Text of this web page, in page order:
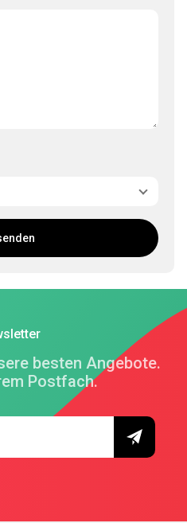
besten Angebote.
Postfach.